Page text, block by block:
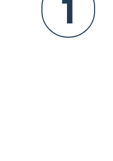
1